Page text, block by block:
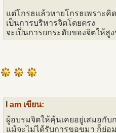
แต่โกรธแล้วหายโกรธเพราะคิ
เป็นการบริหารจิตโดยตรง
จะเป็นการยกระดับของจิตให้
I am เขียน:
ผู้อบรมจิตให้คุ้นเคยอยู่เสมอกับ
แม้จะไม่ได้รับการขอขมา ก็ย่อ